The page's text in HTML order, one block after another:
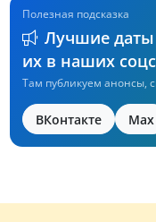
Полезная подсказка
Лучшие даты
их в наших
Там публикуем анонсы,
ВКонтакте Max